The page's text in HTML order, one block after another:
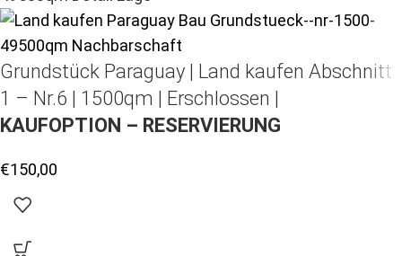
Grundstück Paraguay | Land kaufen Abschnitt
1 – Nr.6 | 1500qm | Erschlossen |
KAUFOPTION – RESERVIERUNG
€150,00